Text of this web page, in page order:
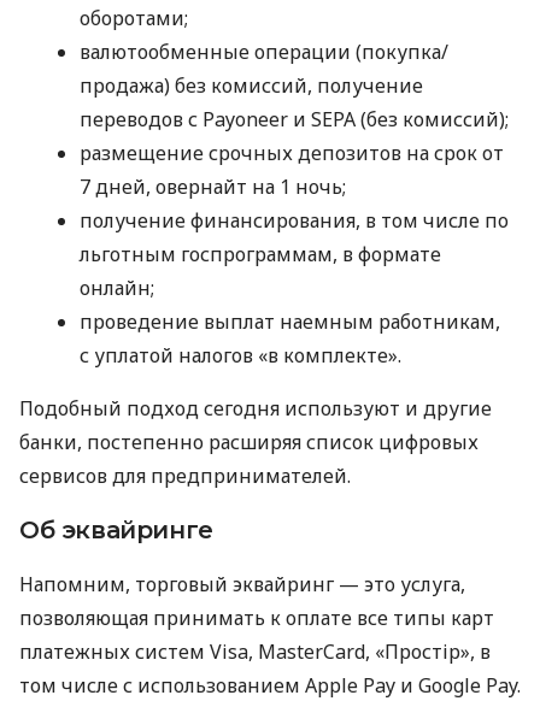
оборотами;
валютообменные операции (покупка/
продажа) без комиссий, получение
переводов с Payoneer и SEPA (без комиссий);
размещение срочных депозитов на срок от
7 дней, овернайт на 1 ночь;
получение финансирования, в том числе по
льготным госпрограммам, в формате
онлайн;
проведение выплат наемным работникам,
с уплатой налогов «в комплекте».
Подобный подход сегодня используют и другие
банки, постепенно расширяя список цифровых
сервисов для предпринимателей.
Об эквайринге
Напомним, торговый эквайринг — это услуга,
позволяющая принимать к оплате все типы карт
платежных систем Visa, MasterCard, «Простір», в
том числе с использованием Apple Pay и Google Pay.